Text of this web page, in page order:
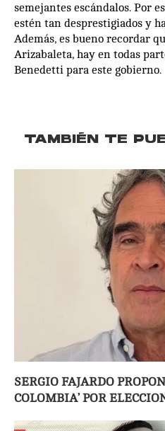
semejantes escándalos. Por
estén tan desprestigiados y
Además, es bueno recordar
Arizabaleta, hay en todas
Benedetti para este gobierno.
TAMBIÉN TE
SERGIO FAJARDO
COLOMBIA’ POR